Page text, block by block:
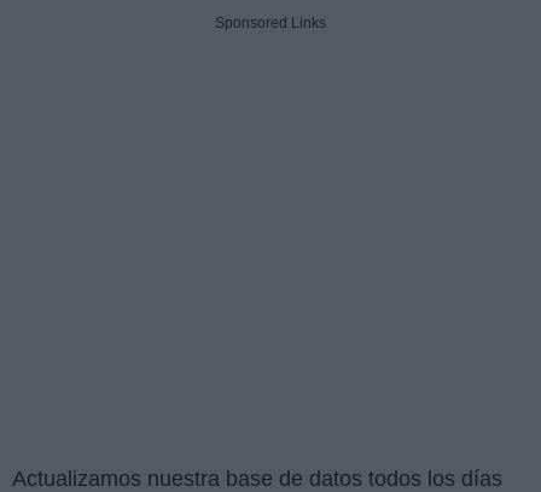
Sponsored Links
Actualizamos nuestra base de datos todos los días